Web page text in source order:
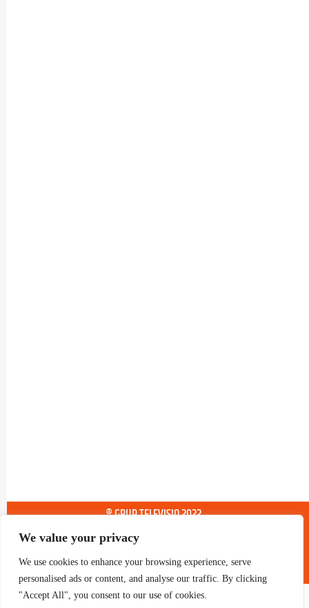
We value your privacy
We use cookies to enhance your browsing experience, serve
personalised ads or content, and analyse our traffic. By clicking
"Accept All", you consent to our use of cookies.
® GRUP TELEVISIO 2022.